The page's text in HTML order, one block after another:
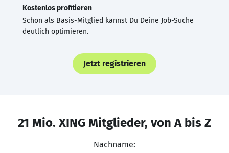
Kostenlos profitieren
Schon als Basis-Mitglied kannst Du Deine Job-Suche
deutlich optimieren.
Jetzt registrieren
21 Mio. XING Mitglieder, von A bis Z
Nachname: